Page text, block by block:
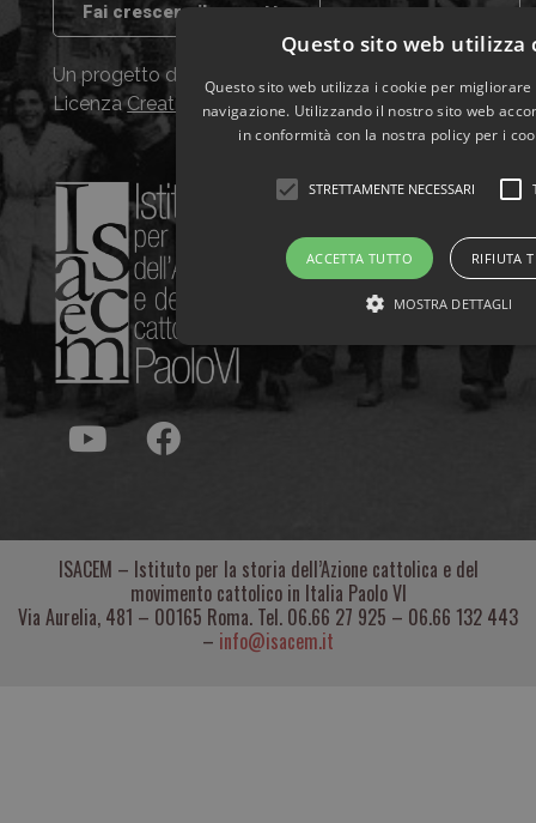
Fai crescere il progetto
Un progetto dell’ISACEM, distribuito con
LicenzaCreative Commons CC BY NC SA
ISACEM – Istituto per la storia dell’Azione cattolica e del
movimento cattolico in Italia Paolo VI
Via Aurelia, 481 – 00165 Roma. Tel. 06.66 27 925 – 06.66 132 443
– info@isacem.it
Questo sito web utilizza
Questo sito web utilizza i cookie per
navigazione. Utilizzando il nostro sito web
in conformità con la nostra policy per i
STRETTAMENTE NECESSARI
ACCETTA TUTTO RIFIUTA
MOSTRA DETTAGLI